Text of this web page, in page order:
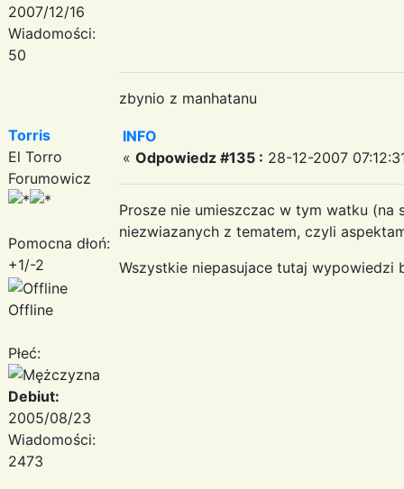
2007/12/16
Wiadomości:
50
zbynio z manhatanu
Torris
El Torro
Forumowicz
Pomocna dłoń:
+1/-2
Offline
Płeć:
Debiut:
2005/08/23
Wiadomości:
2473
INFO
« Odpowiedz #135 : 28-12-2007
Prosze nie umieszczac w tym watku
niezwiazanych z tematem, czyli
Wszystkie niepasujace tutaj wypowiedzi